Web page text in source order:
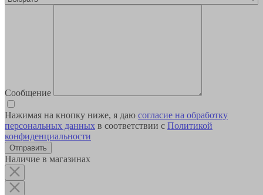
Сообщение
Нажимая на кнопку ниже, я даю согласие на обработку
персональных данных в соответствии с Политикой
конфиденциальности
Наличие в магазинах